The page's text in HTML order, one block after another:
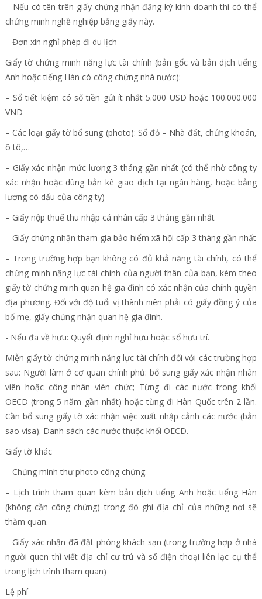
– Nếu có tên trên giấy chứng nhận đăng ký kinh doanh thì có thể
chứng minh nghề nghiệp bằng giấy này.
– Đơn xin nghỉ phép đi du lịch
Giấy tờ chứng minh năng lực tài chính (bản gốc và bản dịch tiếng
Anh hoặc tiếng Hàn có công chứng nhà nước):
– Sổ tiết kiệm có số tiền gửi ít nhất 5.000 USD hoặc 100.000.000
VND
– Các loại giấy tờ bổ sung (photo): Sổ đỏ – Nhà đất, chứng khoán,
ô tô,…
– Giấy xác nhận mức lương 3 tháng gần nhất (có thể nhờ công ty
xác nhận hoặc dùng bản kê giao dịch tại ngân hàng, hoặc bảng
lương có dấu của công ty)
– Giấy nộp thuế thu nhập cá nhân cấp 3 tháng gần nhất
– Giấy chứng nhận tham gia bảo hiểm xã hội cấp 3 tháng gần nhất
– Trong trường hợp bạn không có đủ khả năng tài chính, có thể
chứng minh năng lực tài chính của người thân của bạn, kèm theo
giấy tờ chứng minh quan hệ gia đình có xác nhận của chính quyền
địa phương. Đối với độ tuổi vị thành niên phải có giấy đồng ý của
bố mẹ, giấy chứng nhận quan hệ gia đình.
- Nếu đã về hưu: Quyết định nghỉ hưu hoặc sổ hưu trí.
Miễn giấy tờ chứng minh năng lực tài chính đối với các trường hợp
sau: Người làm ở cơ quan chính phủ: bổ sung giấy xác nhận nhân
viên hoặc công nhân viên chức; Từng đi các nước trong khối
OECD (trong 5 năm gần nhất) hoặc từng đi Hàn Quốc trên 2 lần.
Cần bổ sung giấy tờ xác nhận việc xuất nhập cảnh các nước (bản
sao visa). Danh sách các nước thuộc khối OECD.
Giấy tờ khác
– Chứng minh thư photo công chứng.
– Lịch trình tham quan kèm bản dịch tiếng Anh hoặc tiếng Hàn
(không cần công chứng) trong đó ghi địa chỉ của những nơi sẽ
thăm quan.
– Giấy xác nhận đã đặt phòng khách sạn (trong trường hợp ở nhà
người quen thì viết địa chỉ cư trú và số điện thoại liên lạc cụ thể
trong lịch trình tham quan)
Lệ phí